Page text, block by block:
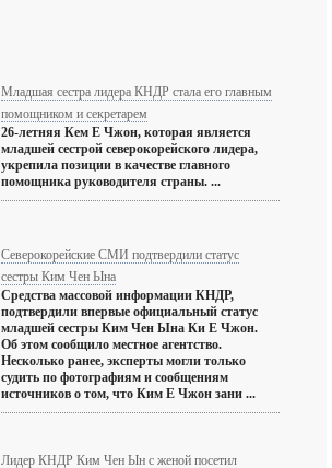
Младшая сестра лидера КНДР стала его главным
помощником и секретарем
26-летняя Кем Е Чжон, которая является
младшей сестрой северокорейского лидера,
укрепила позиции в качестве главного
помощника руководителя страны. ...
Северокорейские СМИ подтвердили статус
сестры Ким Чен Ына
Средства массовой информации КНДР,
подтвердили впервые официальный статус
младшей сестры Ким Чен Ына Ки Е Чжон.
Об этом сообщило местное агентство.
Несколько ранее, эксперты могли только
судить по фотографиям и сообщениям
источников о том, что Ким Е Чжон зани ...
Лидер КНДР Ким Чен Ын с женой посетил